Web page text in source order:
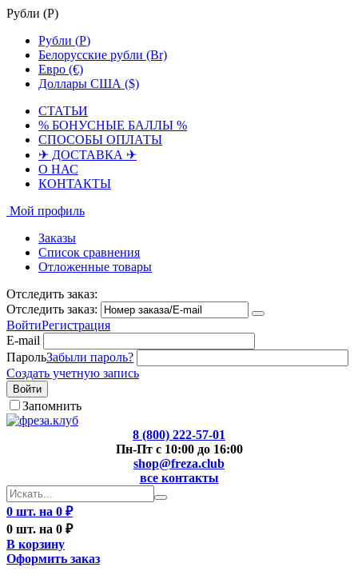
Рубли (Р)
Рубли (Р)
Белорусские рубли (Br)
Евро (€)
Доллары США ($)
СТАТЬИ
% БОНУСНЫЕ БАЛЛЫ %
СПОСОБЫ ОПЛАТЫ
✈ ДОСТАВКА ✈
О НАС
КОНТАКТЫ
Мой профиль
Заказы
Список сравнения
Отложенные товары
Отследить заказ:
Отследить заказ:
ВойтиРегистрация
E-mail
ПарольЗабыли пароль?
Создать учетную запись
Войти
Запомнить
8 (800) 222-57-01
Пн-Пт с 10:00 до 16:00
shop@freza.club
все контакты
0 шт. на 0 ₽
0 шт. на 0 ₽
В корзину
Оформить заказ